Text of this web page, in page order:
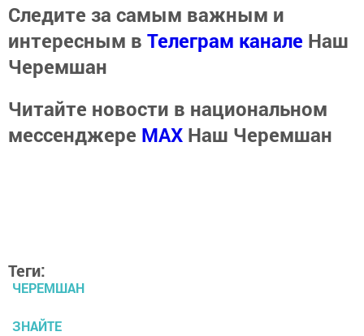
Следите за самым важным и
интересным в Телеграм канале Наш
Черемшан
Читайте новости в национальном
мессенджере MАХ Наш Черемшан
Теги:
ЧЕРЕМШАН
ЗНАЙТЕ